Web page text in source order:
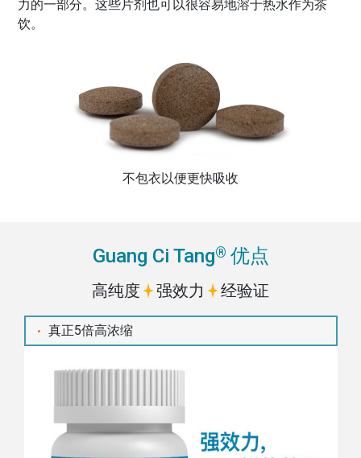
不包衣以便更快吸收
力的一部分。这些片剂也可以很容易地溶于热水作为茶
饮。
Guang Ci Tang® 优点
高纯度 强效力 经验证
真正5倍高浓缩